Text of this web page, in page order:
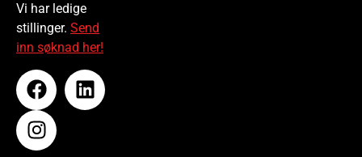
Vi har ledige
stillinger. Send
inn søknad her!